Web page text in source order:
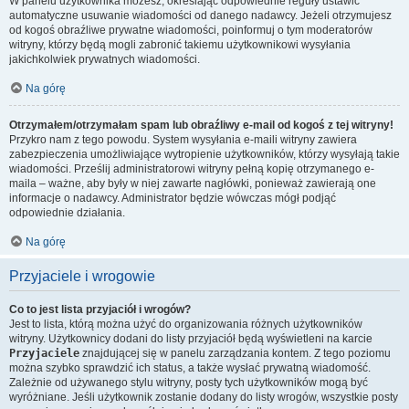
automatyczne usuwanie wiadomości od danego nadawcy. Jeżeli otrzymujesz
od kogoś obraźliwe prywatne wiadomości, poinformuj o tym moderatorów
witryny, którzy będą mogli zabronić takiemu użytkownikowi wysyłania
jakichkolwiek prywatnych wiadomości.
Na górę
Otrzymałem/otrzymałam spam lub obraźliwy e-mail od kogoś z tej witryny!
Przykro nam z tego powodu. System wysyłania e-maili witryny zawiera
zabezpieczenia umożliwiające wytropienie użytkowników, którzy wysyłają takie
wiadomości. Prześlij administratorowi witryny pełną kopię otrzymanego e-
maila – ważne, aby były w niej zawarte nagłówki, ponieważ zawierają one
informacje o nadawcy. Administrator będzie wówczas mógł podjąć
odpowiednie działania.
Na górę
Przyjaciele i wrogowie
Co to jest lista przyjaciół i wrogów?
Jest to lista, którą można użyć do organizowania różnych użytkowników
witryny. Użytkownicy dodani do listy przyjaciół będą wyświetleni na karcie
Przyjaciele znajdującej się w panelu zarządzania kontem. Z tego poziomu
można szybko sprawdzić ich status, a także wysłać prywatną wiadomość.
Zależnie od używanego stylu witryny, posty tych użytkowników mogą być
wyróżniane. Jeśli użytkownik zostanie dodany do listy wrogów, wszystkie posty